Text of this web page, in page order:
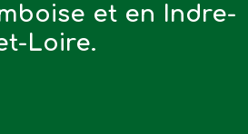
et en Indre-
Loire.